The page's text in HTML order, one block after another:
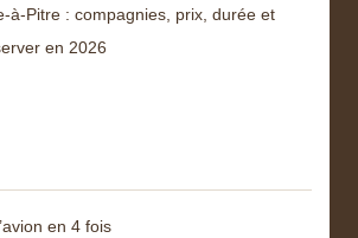
à-Pitre : compagnies, prix, durée et
en 2026
en 4 fois